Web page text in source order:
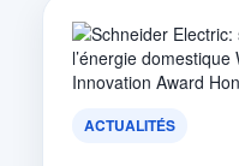
ACTUALITÉS